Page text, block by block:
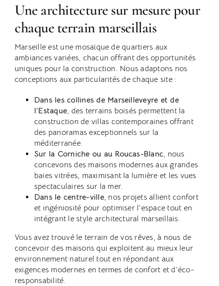
Une architecture sur mesure pour
chaque terrain marseillais
Marseille est une mosaïque de quartiers aux
ambiances variées, chacun offrant des opportunités
uniques pour la construction. Nous adaptons nos
conceptions aux particularités de chaque site :
Dans les collines de Marseilleveyre et de
l’Estaque, des terrains boisés permettent la
construction de villas contemporaines offrant
des panoramas exceptionnels sur la
méditerranée.
Sur la Corniche ou au Roucas-Blanc, nous
concevons des maisons modernes aux grandes
baies vitrées, maximisant la lumière et les vues
spectaculaires sur la mer.
Dans le centre-ville, nos projets allient confort
et ingéniosité pour optimiser l’espace tout en
intégrant le style architectural marseillais.
Vous avez trouvé le terrain de vos rêves, à nous de
concevoir des maisons qui exploitent au mieux leur
environnement naturel tout en répondant aux
exigences modernes en termes de confort et d’éco-
responsabilité.